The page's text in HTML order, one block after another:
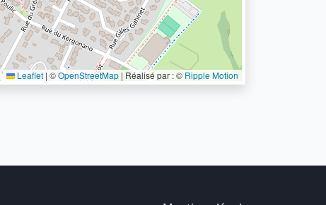
Leaflet | ©OpenStreetMap | Réalisé par : © Ripple Motion